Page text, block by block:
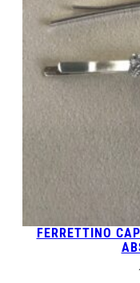
FERRETTINO